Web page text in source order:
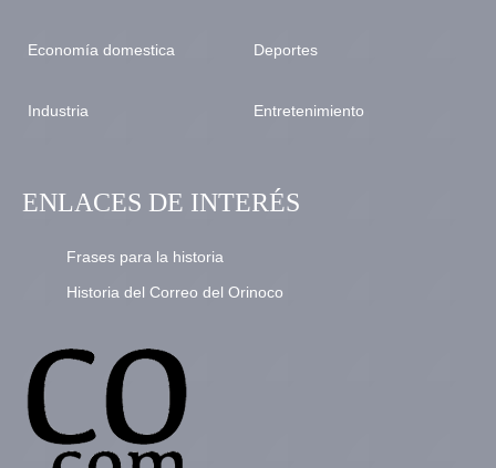
Economía domestica
Industria
Deportes
Entretenimiento
ENLACES DE INTERÉS
Frases para la historia
Historia del Correo del Orinoco